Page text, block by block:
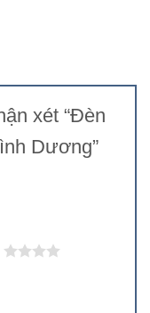
xét “Đèn
Dương”